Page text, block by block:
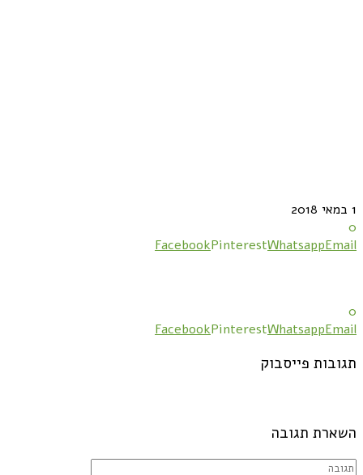
1 במאי 2018
0
FacebookPinterestWhatsappEmail
0
FacebookPinterestWhatsappEmail
תגובות פייסבוק
השארת תגובה